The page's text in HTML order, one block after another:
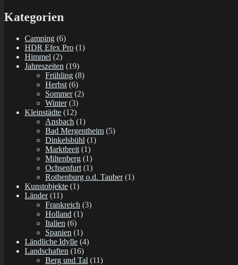
Kategorien
Camping (6)
HDR Efex Pro (1)
Himmel (2)
Jahreszeiten (19)
Frühling (8)
Herbst(6)
Sommer(2)
Winter(3)
Kleinstädte (12)
Ansbach (1)
Bad Mergentheim (5)
Dinkelsbühl (1)
Marktbreit(1)
Miltenberg (1)
Ochsenfurt(1)
Rothenburg o.d. Tauber(1)
Kunstobjekte (1)
Länder(11)
Frankreich (3)
Holland (1)
Italien (6)
Spanien (1)
Ländliche Idylle (4)
Landschaften (16)
Berg und Tal (11)